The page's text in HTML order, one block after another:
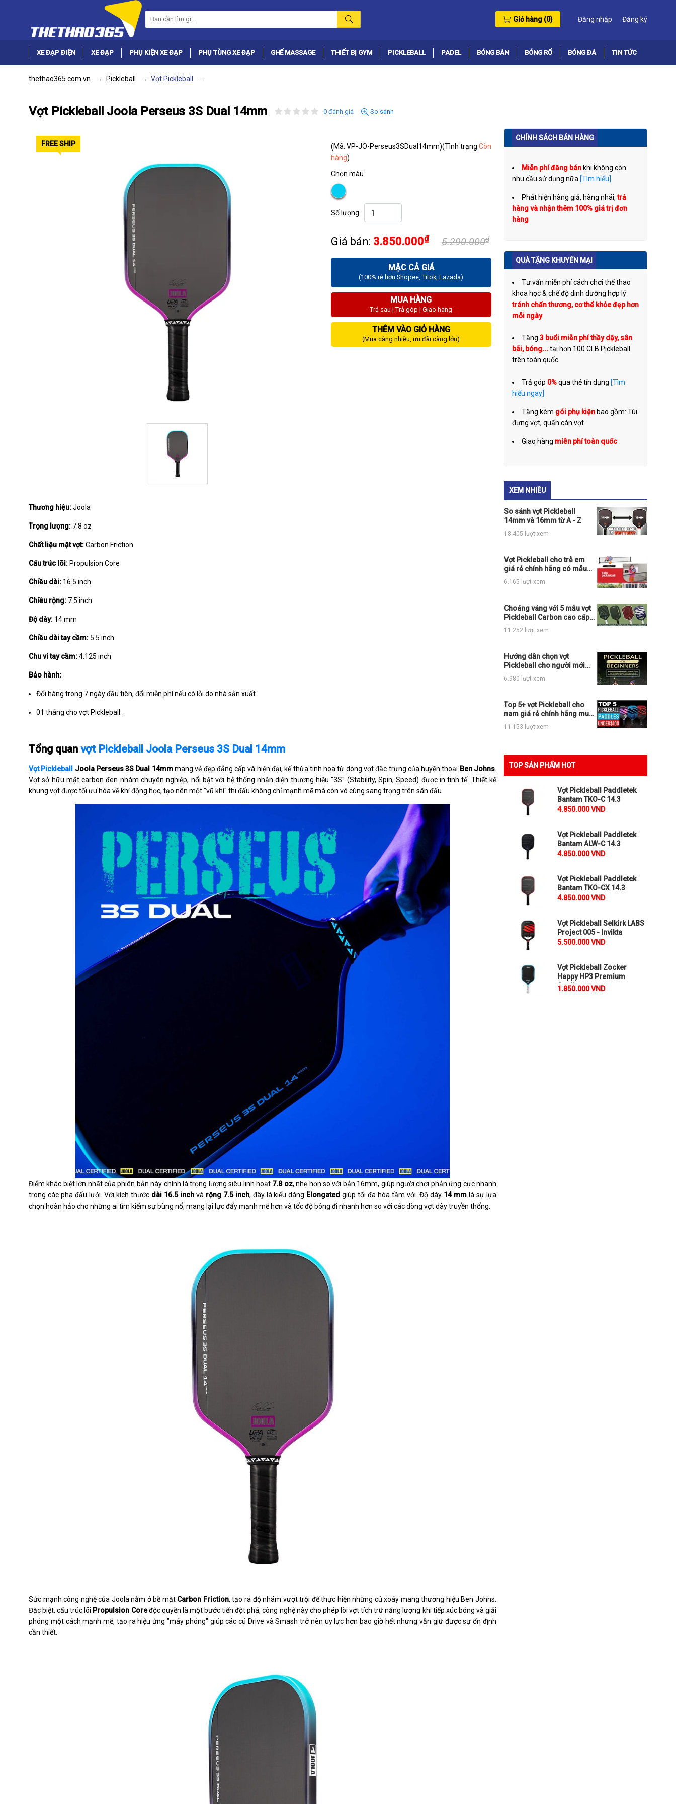
Giỏ hàng (0) Đăng nhập Đăng ký
XE ĐẠP ĐIỆN XE ĐẠP PHỤ KIỆN XE ĐẠP PHỤ TÙNG XE ĐẠP GHẾ MASSAGE THIẾT BỊ GYM PICKLEBALL PADEL BÓNG BÀN BÓNG RỔ BÓNG ĐÁ TIN TỨC
thethao365.com.vn Pickleball Vợt Pickleball
Vợt Pickleball Joola Perseus 3S Dual 14mm 0 đánh giá So sánh
FREE SHIP (Mã: VP-JO-Perseus3SDual14mm)(Tình trạng:Còn
hàng)
Chọn màu
Số lượng
Giá bán: 3.850.000₫ 5.290.000₫
MẶC CẢ GIÁ
(100% rẻ hơn Shopee, Titok, Lazada)
MUA HÀNG
Trả sau | Trả góp | Giao hàng
THÊM VÀO GIỎ HÀNG
(Mua càng nhiều, ưu đãi càng lớn)
Thương hiệu:Joola
Trọng lượng: 7.8 oz
Chất liệu mặt vợt:Carbon Friction
Cấu trúc lõi: Propulsion Core
Chiều dài: 16.5 inch
Chiều rộng: 7.5 inch
Độ dày: 14 mm
Chiều dài tay cầm:5.5 inch
Chu vi tay cầm:4.125 inch
Bảo hành:
Đổi hàng trong 7 ngày đầu tiên, đổi miễn phí nếu có lỗi do nhà sản xuất.
01 tháng cho vợt Pickleball.
Tổng quan vợt Pickleball Joola Perseus 3S Dual 14mm
Vợt Pickleball Joola Perseus 3S Dual 14mmmang vẻ đẹp đẳng cấp và hiện đại, kế thừa tinh hoa từ dòng vợt đặc trưng của huyền thoại Ben Johns.
Vợt sở hữu mặt carbon đen nhám chuyên nghiệp, nổi bật với hệ thống nhận diện thương hiệu "3S" (Stability, Spin, Speed) được in tinh tế. Thiết kế
khung vợt được tối ưu hóa về khí động học, tạo nên một "vũ khí" thi đấu không chỉ mạnh mẽ mà còn vô cùng sang trọng trên sân đấu.
Điểm khác biệt lớn nhất của phiên bản này chính là trọng lượng siêu linh hoạt 7.8 oz, nhẹ hơn so với bản 16mm, giúp người chơi phản ứng cực nhanh
trong các pha đấu lưới. Với kích thước dài 16.5 inchvà rộng 7.5 inch, đây là kiểu dáng Elongated giúp tối đa hóa tầm với. Độ dày 14 mm là sự lựa
chọn hoàn hảo cho những ai tìm kiếm sự bùng nổ, mang lại lực đẩy mạnh mẽ hơn và tốc độ bóng đi nhanh hơn so với các dòng vợt dày truyền thống.
Sức mạnh công nghệ của Joola nằm ở bề mặt Carbon Friction, tạo ra độ nhám vượt trội để thực hiện những cú xoáy mang thương hiệu Ben Johns.
Đặc biệt, cấu trúc lõi Propulsion Coređộc quyền là một bước tiến đột phá, công nghệ này cho phép lõi vợt tích trữ năng lượng khi tiếp xúc bóng và giải
phóng một cách mạnh mẽ, tạo ra hiệu ứng "máy phóng" giúp các cú Drive và Smash trở nên uy lực hơn bao giờ hết nhưng vẫn giữ được sự ổn định
cần thiết.
CHÍNH SÁCH BÁN HÀNG
Miễn phí đăng bán khi không còn
nhu cầu sử dụng nữa [Tìm hiểu]
Phát hiện hàng giả, hàng nhái,trả
hàng và nhận thêm 100% giá trị đơn
hàng
QUÀ TẶNG KHUYẾN MẠI
Tư vấn miễn phí cách chơi thể thao
khoa học & chế độ dinh dưỡng hợp lý
tránh chấn thương, cơ thể khỏe đẹp hơn
mỗi ngày
Tặng 3 buổi miễn phí thầy dậy, sân
bãi, bóng... tại hơn 100 CLB Pickleball
trên toàn quốc
Trả góp 0%qua thẻ tín dụng [Tìm
hiểu ngay]
Tặng kèm gói phụ kiện bao gồm: Túi
đựng vợt, quấn cán vợt
Giao hàng miễn phí toàn quốc
XEM NHIỀU
So sánh vợt Pickleball
14mm và 16mm từ A - Z
18.405 lượt xem
Vợt Pickleball cho trẻ em
giá rẻ chính hãng có mẫu
nào đang hot
6.165 lượt xem
Choáng váng với 5 mẫu vợt
Pickleball Carbon cao cấp
chính hãng đỉnh của chóp
11.252 lượt xem
Hướng dẫn chọn vợt
Pickleball cho người mới
chơi chi tiết nhất
6.980 lượt xem
Top 5+ vợt Pickleball cho
nam giá rẻ chính hãng mua
ngay không phí
11.153 lượt xem
TOP SẢN PHẨM HOT
Vợt Pickleball Paddletek
Bantam TKO-C 14.3
4.850.000 VND
Vợt Pickleball Paddletek
Bantam ALW-C 14.3
4.850.000 VND
Vợt Pickleball Paddletek
Bantam TKO-CX 14.3
4.850.000 VND
Vợt Pickleball Selkirk LABS
Project 005 - Invikta
5.500.000 VND
Vợt Pickleball Zocker
Happy HP3 Premium
Quality
1.850.000 VND